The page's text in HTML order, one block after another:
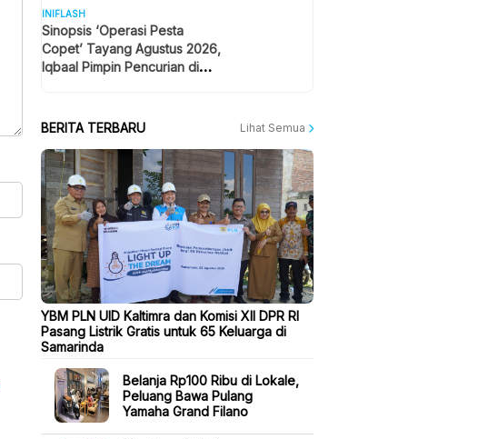
INIFLASH
Sinopsis ‘Operasi Pesta
Copet’ Tayang Agustus 2026,
Iqbaal Pimpin Pencurian di
BERITA TERBARU Lihat Semua
YBM PLN UID Kaltimra dan Komisi XII DPR RI
Pasang Listrik Gratis untuk 65 Keluarga di
Samarinda
Belanja Rp100 Ribu di Lokale,
Peluang Bawa Pulang
Yamaha Grand Filano